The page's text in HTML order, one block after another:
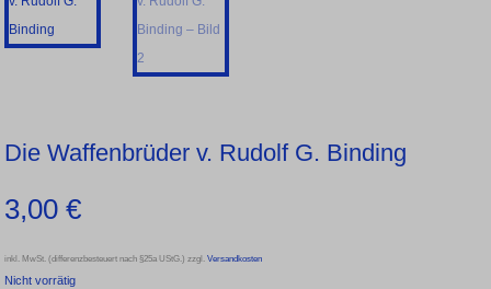
Die Waffenbrüder v. Rudolf G. Binding
3,00 €
inkl. MwSt. (differenzbesteuert nach §25a UStG.) zzgl. Versandkosten
Nicht vorrätig